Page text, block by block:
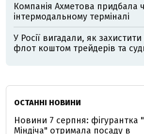
Компанія Ахметова придбала
інтермодальному терміналі
У Росії вигадали, як
флот коштом трейдерів та
ОСТАННІ НОВИНИ
Новини 7 серпня: фігурантка
Міндіча" отримала посаду в